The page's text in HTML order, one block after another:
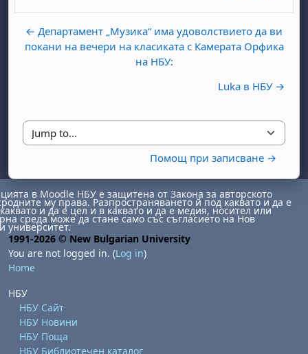
← Департамент „Музика“ има удоволствието да ви
покани на вечери на класиката с Камерата Орфика
на НБУ:
Luka в НБУ →
Jump to...
Помощ при записване →
в Moodle НБУ е защитена от Закона за авторското
му права. Разпространяването й под каквато и да е
и да е цел и в каквато и да е медия, носител или
среда може да стане само със съгласието на Нов
университет.
1991-2026 © New Bulgarian University
You are not logged in. (Log in)
Home
НБУ
НБУ Сайт
НБУ Новини
НБУ Поща
НБУ Библиотечен каталог